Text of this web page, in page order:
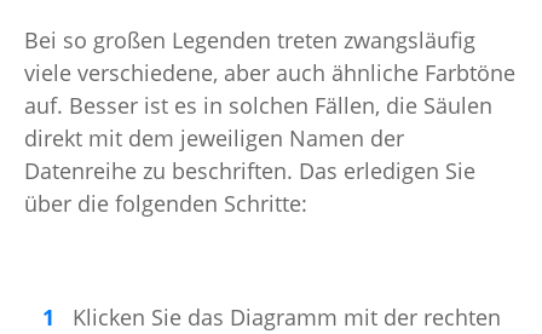
Bei so großen Legenden treten zwangsläufig
viele verschiedene, aber auch ähnliche Farbtöne
auf. Besser ist es in solchen Fällen, die Säulen
direkt mit dem jeweiligen Namen der
Datenreihe zu beschriften. Das erledigen Sie
über die folgenden Schritte:
Klicken Sie das Diagramm mit der rechten